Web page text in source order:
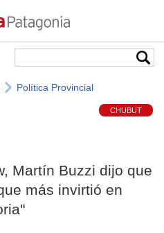
Política Provincial
CHUBUT
Martín Buzzi dijo que
más invirtió en